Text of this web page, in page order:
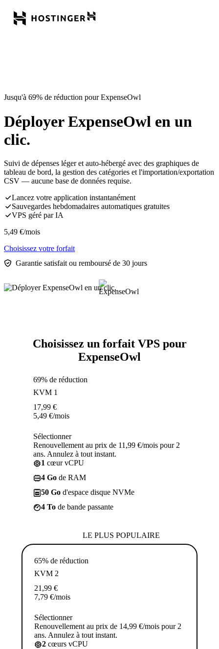
Jusqu'à 69% de réduction pour ExpenseOwl
Déployer ExpenseOwl en un
clic.
Suivi de dépenses léger et auto-hébergé avec des graphiques de
tableau de bord, la gestion des catégories et l'importation/exportation
CSV — aucune base de données requise.
Lancez votre application instantanément
Sauvegardes hebdomadaires automatiques gratuites
VPS géré par IA
5,49 €/mois
Choisissez votre forfait
Garantie satisfait ou remboursé de 30 jours
Choisissez un forfait VPS pour
ExpenseOwl
69% de réduction
KVM 1
17,99 €
5,49 €/mois
Sélectionner
Renouvellement au prix de 11,99 €/mois pour 2
ans. Annulez à tout instant.
1 cœur vCPU
4 Go de RAM
50 Go d'espace disque NVMe
4 To de bande passante
LE PLUS POPULAIRE
65% de réduction
KVM 2
21,99 €
7,79 €/mois
Sélectionner
Renouvellement au prix de 14,99 €/mois pour 2
ans. Annulez à tout instant.
2 cœurs vCPU